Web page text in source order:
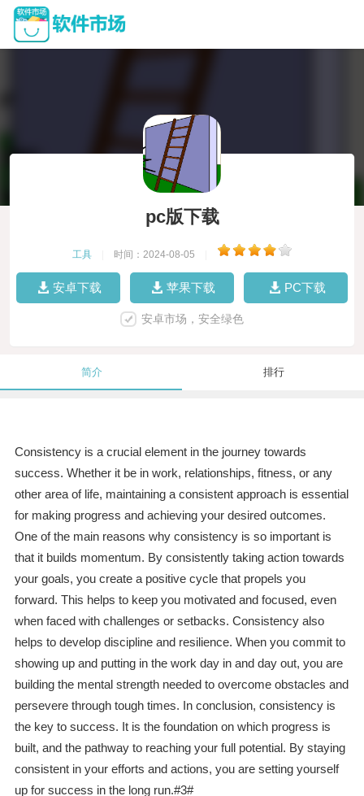
pc版下载
工具 时间：2024-08-05
安卓下载 苹果下载 PC下载
安卓市场，安全绿色
简介 排行
Consistency is a crucial element in the journey towards
success. Whether it be in work, relationships, fitness, or any
other area of life, maintaining a consistent approach is essential
for making progress and achieving your desired outcomes.
One of the main reasons why consistency is so important is
that it builds momentum. By consistently taking action towards
your goals, you create a positive cycle that propels you
forward. This helps to keep you motivated and focused, even
when faced with challenges or setbacks. Consistency also
helps to develop discipline and resilience. When you commit to
showing up and putting in the work day in and day out, you are
building the mental strength needed to overcome obstacles and
persevere through tough times. In conclusion, consistency is
the key to success. It is the foundation on which progress is
built, and the pathway to reaching your full potential. By staying
consistent in your efforts and actions, you are setting yourself
up for success in the long run.#3#